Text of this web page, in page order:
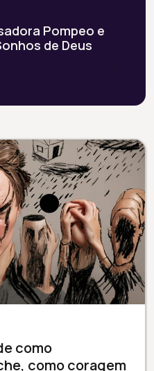
Pompeo e
de Deus
como
como coragem